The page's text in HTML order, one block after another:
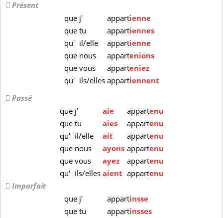
Présent
que j' appartienne
que tu appartiennes
qu' il/elle appartienne
que nous appartenions
que vous apparteniez
qu' ils/elles appartiennent
Passé
que j' aie appartenu
que tu aies appartenu
qu' il/elle ait appartenu
que nous ayons appartenu
que vous ayez appartenu
qu' ils/elles aient appartenu
Imparfait
que j' appartinsse
que tu appartinsses